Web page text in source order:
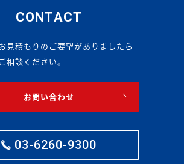
CONTACT
見積もりのご要望がありましたら
相談ください。
お問い合わせ
03-6260-9300